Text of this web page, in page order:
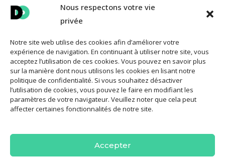
Nous respectons votre vie
privée
Notre site web utilise des cookies afin d’améliorer votre
expérience de navigation. En continuant à utiliser notre site, vous
acceptez l’utilisation de ces cookies. Vous pouvez en savoir plus
sur la manière dont nous utilisons les cookies en lisant notre
politique de confidentialité. Si vous souhaitez désactiver
l’utilisation de cookies, vous pouvez le faire en modifiant les
paramètres de votre navigateur. Veuillez noter que cela peut
affecter certaines fonctionnalités de notre site.
Accepter
CRÉER UN VINYLE IMPRIMÉ
CRÉER UN VINYLE COEUR
CRÉER UNE POCHETTE VINYLE
MON COMPTE
CONTACT
CONDITIONS GÉNÉRALES DE VENTE